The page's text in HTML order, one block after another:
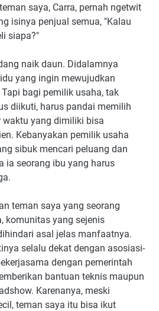
saya, Carra, pernah ngetwit
isinya penjual semua, "Kalau
siapa?"
naik daun. Didalamnya
yang ingin mewujudkan
bagi pemilik usaha, tak
diikuti, harus pandai memilih
yang dimiliki bisa
Kebanyakan pemilik usaha
sibuk mencari peluang dan
ia seorang ibu yang harus
teman saya yang seorang
komunitas yang sejenis
asal jelas manfaatnya.
selalu dekat dengan asosiasi-
dengan pemerintah
bantuan teknis maupun
Karenanya, meski
teman saya itu bisa ikut